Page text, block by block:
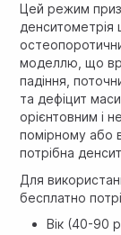
Цей режим
моделлю, що
падіння,
та дефіцит
орієнтовним і
помірному або
потрібна
Для
бесплатно
Вік (40-90